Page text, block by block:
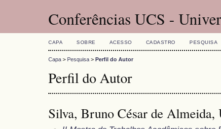
Conferências UCS -
CAPA SOBRE ACESSO CADASTRO PESQUISA
Capa > Pesquisa > Perfil do Autor
Perfil do Autor
Silva, Bruno César de